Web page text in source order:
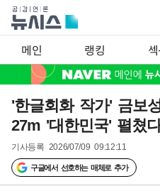
메인 랭킹
'한글회화 작가' 금보
27m '대한민국' 펼쳤
기사등록 2026/07/09 09:12:11
구글에서 선호하는 매체로 추가